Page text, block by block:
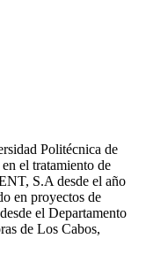
Politécnica de
el tratamiento de
S.A desde el año
en proyectos de
el Departamento
de Los Cabos,